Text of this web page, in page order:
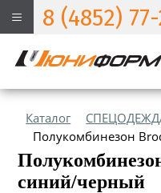
8 (4852)
Каталог
Полукомбинезон
синий/черный